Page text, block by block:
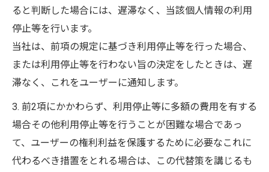
ると判断した場合には、遅滞なく、当該個人情報の利用
停止等を行います。
当社は、前項の規定に基づき利用停止等を行った場合、
または利用停止等を行わない旨の決定をしたときは、遅
滞なく、これをユーザーに通知します。
3. 前2項にかかわらず、利用停止等に多額の費用を有する
場合その他利用停止等を行うことが困難な場合であっ
て、ユーザーの権利利益を保護するために必要なこれに
代わるべき措置をとれる場合は、この代替策を講じるも